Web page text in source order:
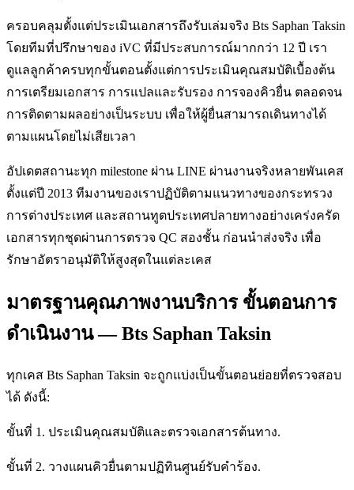
ครอบคลุมตั้งแต่ประเมินเอกสารถึงรับเล่มจริง Bts Saphan Taksin
โดยทีมที่ปรึกษาของ iVC ที่มีประสบการณ์มากกว่า 12 ปี เรา
ดูแลลูกค้าครบทุกขั้นตอนตั้งแต่การประเมินคุณสมบัติเบื้องต้น
การเตรียมเอกสาร การแปลและรับรอง การจองคิวยื่น ตลอดจน
การติดตามผลอย่างเป็นระบบ เพื่อให้ผู้ยื่นสามารถเดินทางได้
ตามแผนโดยไม่เสียเวลา
อัปเดตสถานะทุก milestone ผ่าน LINE ผ่านงานจริงหลายพันเคส
ตั้งแต่ปี 2013 ทีมงานของเราปฏิบัติตามแนวทางของกระทรวง
การต่างประเทศ และสถานทูตประเทศปลายทางอย่างเคร่งครัด
เอกสารทุกชุดผ่านการตรวจ QC สองชั้น ก่อนนำส่งจริง เพื่อ
รักษาอัตราอนุมัติให้สูงสุดในแต่ละเคส
มาตรฐานคุณภาพงานบริการ ขั้นตอนการ
ดำเนินงาน — Bts Saphan Taksin
ทุกเคส Bts Saphan Taksin จะถูกแบ่งเป็นขั้นตอนย่อยที่ตรวจสอบ
ได้ ดังนี้:
ขั้นที่ 1. ประเมินคุณสมบัติและตรวจเอกสารต้นทาง.
ขั้นที่ 2. วางแผนคิวยื่นตามปฏิทินศูนย์รับคำร้อง.